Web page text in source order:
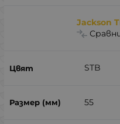
Jackson
STB
55